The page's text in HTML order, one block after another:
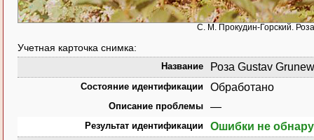
С. М. Прокудин-Горский.
Учетная карточка снимка:
Название Роза Gustav
Состояние идентификации Обработано
Описание проблемы —
Результат идентификации Ошибки не